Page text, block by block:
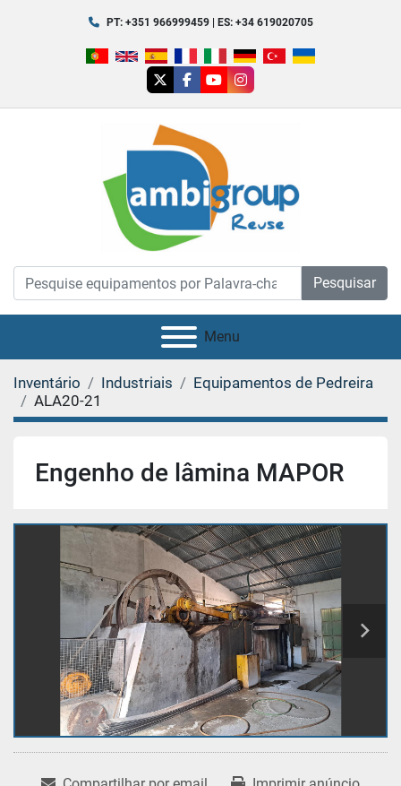
PT: +351 966999459 | ES: +34 619020705
twitterfacebook
youtubeinstagram
Pesquisar
Menu
Inventário Industriais
Equipamentos de Pedreira
ALA20-21
Engenho de lâmina MAPOR